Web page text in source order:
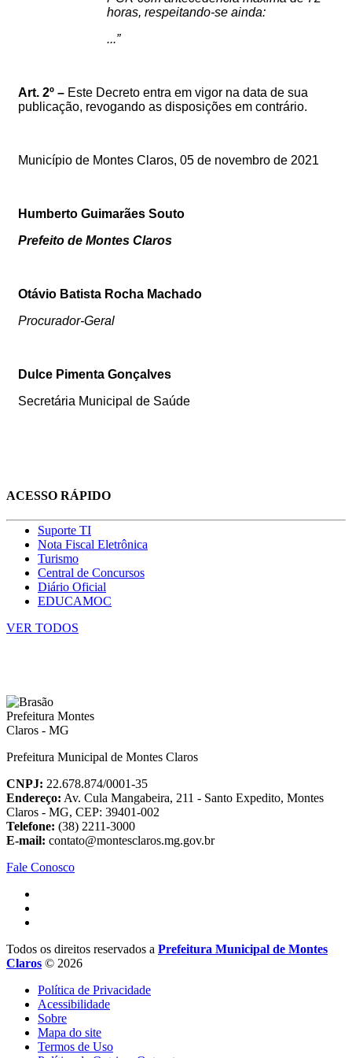
horas, respeitando-se ainda:
...”
Art. 2º – Este Decreto entra em vigor na data de sua
publicação, revogando as disposições em contrário.
Município de Montes Claros, 05 de novembro de 2021
Humberto Guimarães Souto
Prefeito de Montes Claros
Otávio Batista Rocha Machado
Procurador-Geral
Dulce Pimenta Gonçalves
Secretária Municipal de Saúde
ACESSO RÁPIDO
Suporte TI
Nota Fiscal Eletrônica
Turismo
Central de Concursos
Diário Oficial
EDUCAMOC
VER TODOS
Prefeitura Municipal de Montes Claros
CNPJ: 22.678.874/0001-35
Endereço: Av. Cula Mangabeira, 211 - Santo Expedito, Montes
Claros - MG, CEP: 39401-002
Telefone: (38) 2211-3000
E-mail: contato@montesclaros.mg.gov.br
Fale Conosco
Todos os direitos reservados a Prefeitura Municipal de Montes
Claros © 2026
Política de Privacidade
Acessibilidade
Sobre
Mapa do site
Termos de Uso